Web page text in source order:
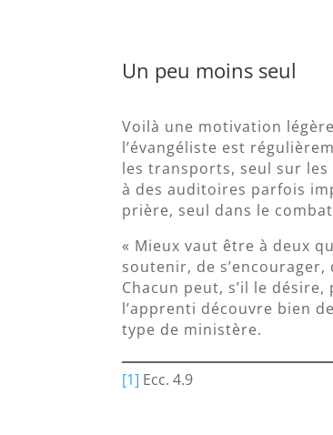
Un peu moins seul
Voilà une motivation
l’évangéliste est
les transports, seul sur les
à des auditoires parfois
prière, seul dans le
« Mieux vaut être à deux
soutenir, de
Chacun peut, s’il le
l’apprenti découvre bien
type de ministère.
[1] Ecc. 4.9